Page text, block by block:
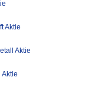
Aktie
Aktie
Aktie